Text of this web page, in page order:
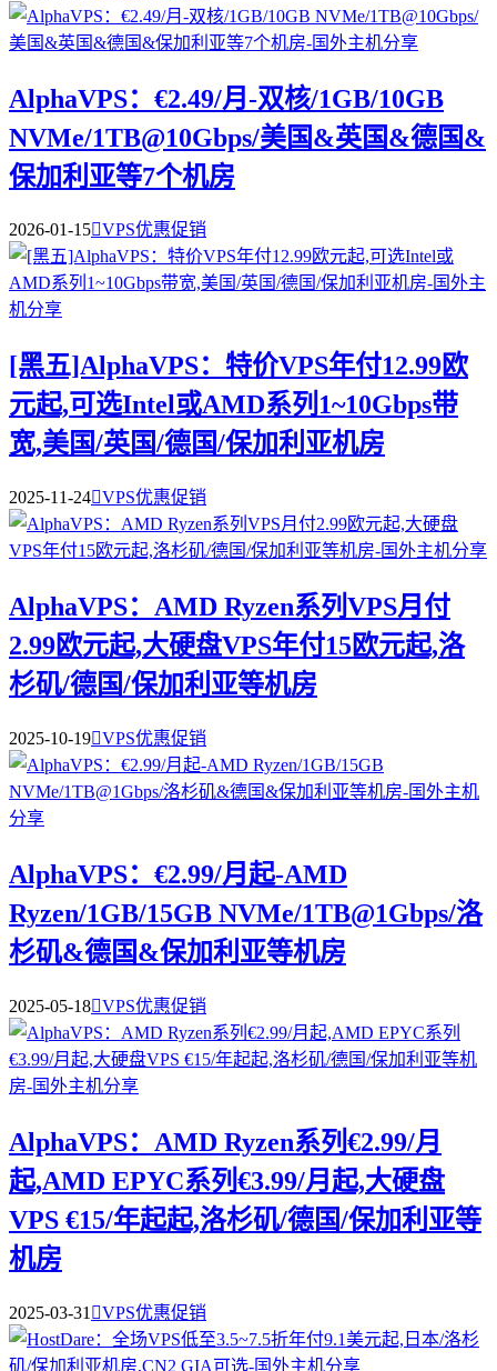
AlphaVPS：€2.49/月-双核/1GB/10GB
NVMe/1TB@10Gbps/美国&英国&德国&
保加利亚等7个机房
2026-01-15VPS优惠促销
[黑五]AlphaVPS：特价VPS年付12.99欧
元起,可选Intel或AMD系列1~10Gbps带
宽,美国/英国/德国/保加利亚机房
2025-11-24VPS优惠促销
AlphaVPS：AMD Ryzen系列VPS月付
2.99欧元起,大硬盘VPS年付15欧元起,洛
杉矶/德国/保加利亚等机房
2025-10-19VPS优惠促销
AlphaVPS：€2.99/月起-AMD
Ryzen/1GB/15GB NVMe/1TB@1Gbps/洛
杉矶&德国&保加利亚等机房
2025-05-18VPS优惠促销
AlphaVPS：AMD Ryzen系列€2.99/月
起,AMD EPYC系列€3.99/月起,大硬盘
VPS €15/年起起,洛杉矶/德国/保加利亚等
机房
2025-03-31 VPS优惠促销